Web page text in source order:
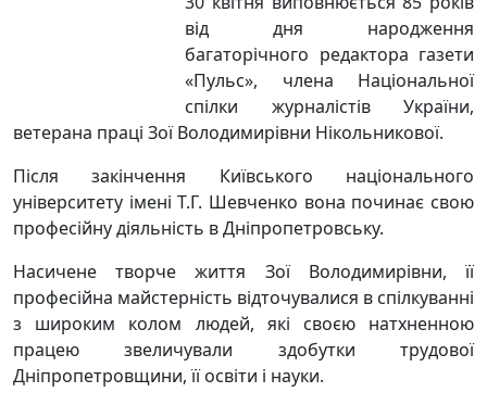
від дня народження
багаторічного редактора газети
«Пульс», члена Національної
спілки журналістів України,
ветерана праці Зої Володимирівни Нікольникової.
Після закінчення Київського національного
університету імені Т.Г. Шевченко вона починає свою
професійну діяльність в Дніпропетровську.
Насичене творче життя Зої Володимирівни, її
професійна майстерність відточувалися в спілкуванні
з широким колом людей, які своєю натхненною
працею звеличували здобутки трудової
Дніпропетровщини, її освіти і науки.